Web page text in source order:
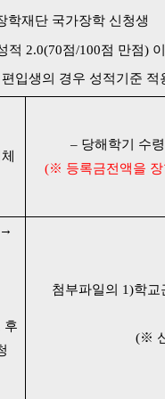
학재단 국가장학 신청생
적 2.0(70점/100점 만점)
입생의 경우 성적기준 적
– 당해학기 수
(※ 등록금전액을 장
후
첨부파일의 1)학교
(※